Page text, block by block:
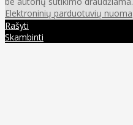
Elektroninių parduotuvių nuoma
Rašyti
Skambinti